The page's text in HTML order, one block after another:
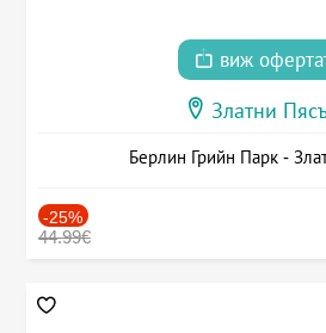
виж
Златни
Берлин Грийн Парк -
-25%
44.99€